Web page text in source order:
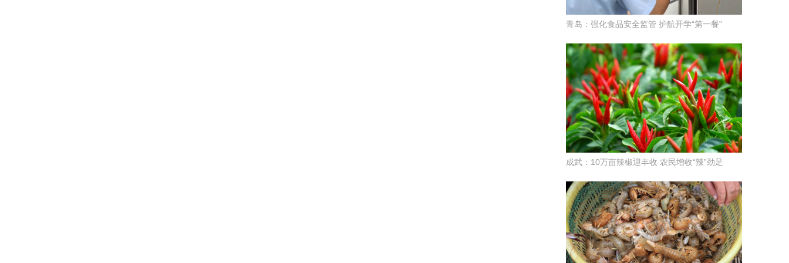
青岛：强化食品安全监管 护航开学“第一餐”
成武：10万亩辣椒迎丰收 农民增收“辣”劲足